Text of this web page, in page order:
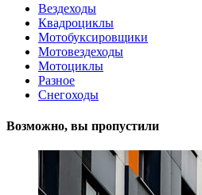
Вездеходы
Квадроциклы
Мотобуксировщики
Мотовездеходы
Мотоциклы
Разное
Снегоходы
Возможно, вы пропустили